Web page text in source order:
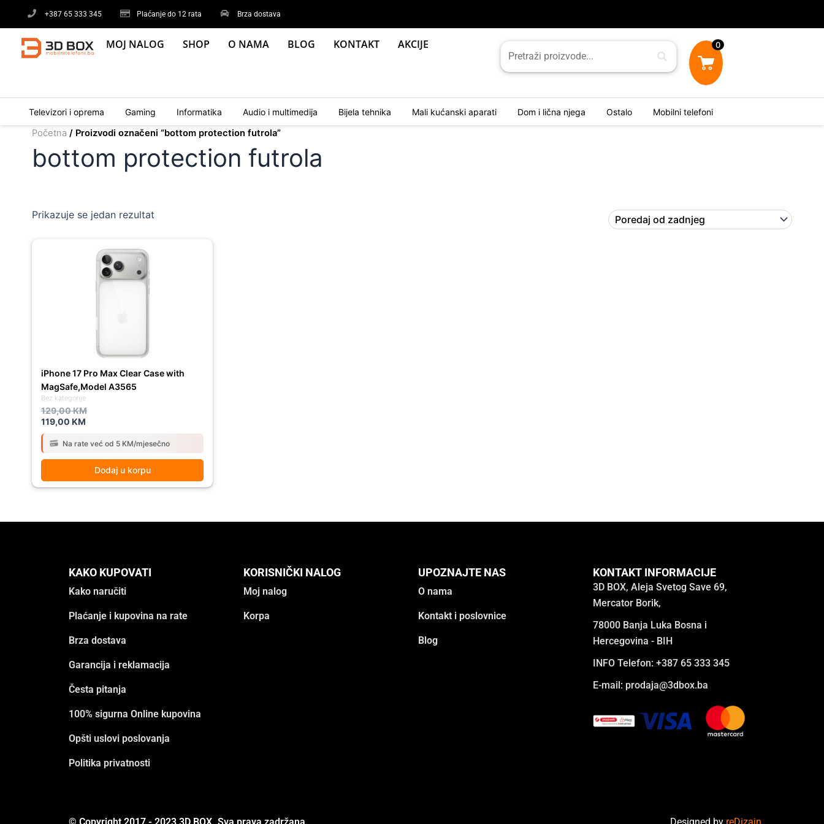
content
+387 65 333 345 Plaćanje do 12 rata Brza dostava
MOJ NALOG SHOP O NAMA BLOG KONTAKT AKCIJE 0
Televizori i oprema Gaming Informatika Audio i multimedija Bijela tehnika Mali kućanski aparati Dom i lična njega Ostalo Mobilni telefoni
Početna / Proizvodi označeni “bottom protection futrola”
bottom protection futrola
Prikazuje se jedan rezultat
Bez kategorije
iPhone 17 Pro Max Clear Case with
MagSafe,Model A3565
129,00KM
119,00 KM
Na rate već od 5 KM/mjesečno
Dodaj u korpu
KAKO KUPOVATI
Kako naručiti
Plaćanje i kupovina na rate
Brza dostava
Garancija i reklamacija
Česta pitanja
100% sigurna Online kupovina
Opšti uslovi poslovanja
Politika privatnosti
KORISNIČKI NALOG
Moj nalog
Korpa
UPOZNAJTE NAS
O nama
Kontakt i poslovnice
Blog
KONTAKT INFORMACIJE
3D BOX, Aleja Svetog Save 69,
Mercator Borik,
78000 Banja Luka Bosna i
Hercegovina - BIH
INFO Telefon: +387 65 333 345
E-mail: prodaja@3dbox.ba